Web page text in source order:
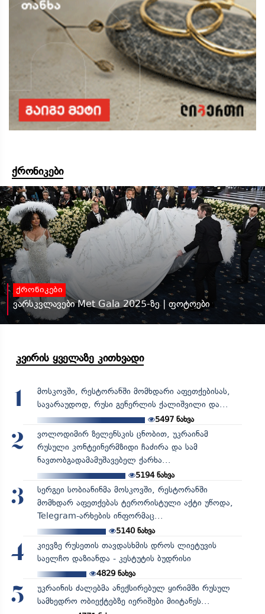
ქრონიკები
ქრონიკები
ვარსკვლავები Met Gala 2025-ზე | ფოტოები
კვირის ყველაზე კითხვადი
1
მოსკოვში, რესტორანში მომხდარი აფეთქებისას,
სავარაუდოდ, რუსი გენერლის ქალიშვილი და...
5497 ნახვა
2
ვოლოდიმირ ზელენსკის ცნობით, უკრაინამ
რუსული კონტეინერმზიდი ჩაძირა და სამ
ნავთობგადამამუშავებელ ქარხა...
5194ნახვა
3
სერგეი სობიანინმა მოსკოვში, რესტორანში
მომხდარ აფეთქებას ტერორისტული აქტი უწოდა,
Telegram-არხების ინფორმაც...
5140ნახვა
4
კიევზე რუსეთის თავდასხმის დროს ლიეტუვის
საელჩო დაზიანდა - კესტუტის ბუდრისი
4829ნახვა
5
უკრაინის ძალებმა ანექსირებულ ყირიმში რუსულ
სამხედრო ობიექტებზე იერიშები მიიტანეს...